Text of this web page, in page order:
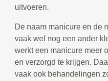
uitvoeren.
De naam manicure en de
vaak wel nog een ander
werkt een manicure meer
en verzorgd te krijgen.
vaak ook behandelingen